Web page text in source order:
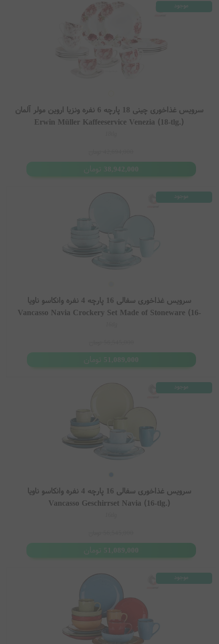
سرویس غذاخوری چینی 18 پارچه 6 نفره ونزیا اروین مولر آلمان
Erwin Müller Kaffeeservice Venezia (18-tlg.)
38,942,000 تومان
موجود
سرویس غذاخوری سفالی 16 پارچه 4 نفره وانکاسو ناویا
Vancasso Navia Crockery Set Made of Stoneware (16-
51,089,000 تومان
موجود
سرویس غذاخوری سفالی 16 پارچه 4 نفره وانکاسو ناویا
Vancasso Geschirrset Navia (16-tlg.)
51,089,000 تومان
موجود
موجود